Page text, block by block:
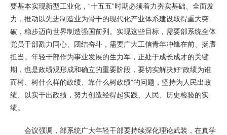
要基本实现新型工业化，“十五五”时期必须着力夯实基础、全面发
力，推动以先进制造业为骨干的现代化产业体系建设取得重大突
破，稳步迈向世界制造强国前列。实现这些目标，需要部系统全体
党员干部勠力同心、团结奋斗，需要广大工信青年冲锋在前、挺膺
担当。年轻干部作为事业发展的生力军，正处于成长成才的关键
期，也是政绩观形成和确立的重要阶段，要切实解决好“政绩为谁
而树、树什么样的政绩、靠什么树政绩”的问题，坚持为人民出政
绩、以实干出政绩，努力创造经得起实践、人民、历史检验的实
绩。
会议强调，部系统广大年轻干部要持续深化理论武装，在真学